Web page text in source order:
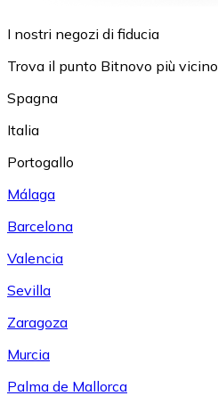
I nostri negozi di fiducia
Trova il punto Bitnovo più vicino
Spagna
Italia
Portogallo
Málaga
Barcelona
Valencia
Sevilla
Zaragoza
Murcia
Palma de Mallorca